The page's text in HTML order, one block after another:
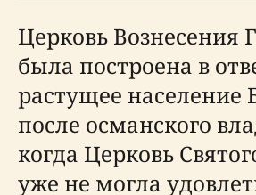
Церковь Вознесения
была построена в
растущее население
после османского
когда Церковь
уже не могла